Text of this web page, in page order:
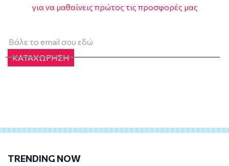
για να μαθαίνεις πρώτος τις προσφορές μας
ΚΑΤΑΧΩΡΗΣΗ
TRENDING NOW